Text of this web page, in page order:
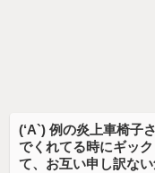
(‘A`) 例の炎上車椅子
でくれてる時にギッ
て、お互い申し訳ない